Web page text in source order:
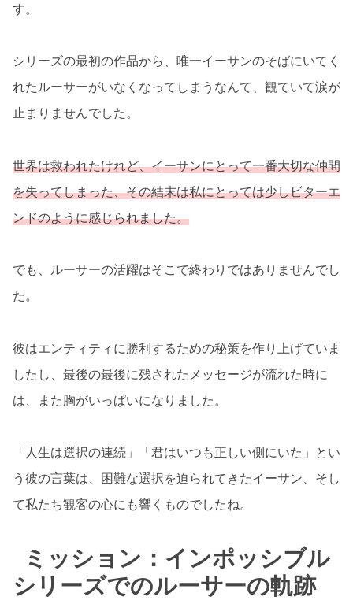
す。
シリーズの最初の作品から、唯一イーサンのそばにいてく
れたルーサーがいなくなってしまうなんて、観ていて涙が
止まりませんでした。
世界は救われたけれど、イーサンにとって一番大切な仲間
を失ってしまった、その結末は私にとっては少しビターエ
ンドのように感じられました。
でも、ルーサーの活躍はそこで終わりではありませんでし
た。
彼はエンティティに勝利するための秘策を作り上げていま
したし、最後の最後に残されたメッセージが流れた時に
は、また胸がいっぱいになりました。
「人生は選択の連続」「君はいつも正しい側にいた」とい
う彼の言葉は、困難な選択を迫られてきたイーサン、そし
て私たち観客の心にも響くものでしたね。
ミッション：インポッシブル
シリーズでのルーサーの軌跡